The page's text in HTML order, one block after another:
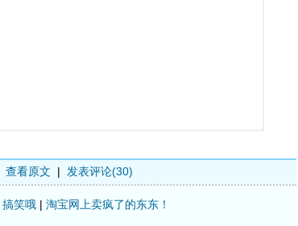
查看原文 | 发表评论(30)
搞笑哦 | 淘宝网上卖疯了的东东！